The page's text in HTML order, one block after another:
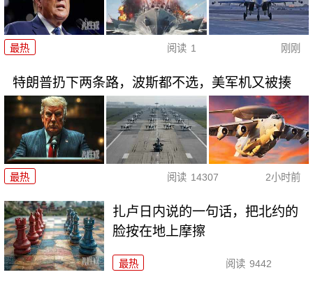
最热 阅读 1 刚刚
特朗普扔下两条路，波斯都不选，美军机又被揍
最热 阅读 14307 2小时前
扎卢日内说的一句话，把北约的
脸按在地上摩擦
最热 阅读 9442